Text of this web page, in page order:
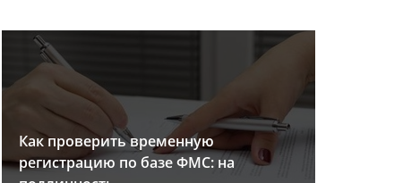
Как проверить временную
регистрацию по базе ФМС: на